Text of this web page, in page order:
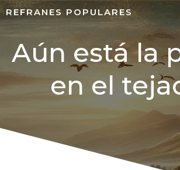
REFRANES POPULARES
Aún está la
en el